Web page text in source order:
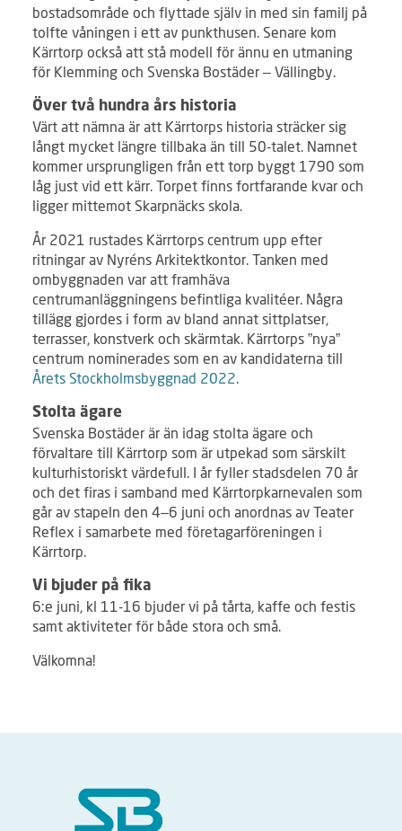
bostadsområde och flyttade själv in med sin familj på
tolfte våningen i ett av punkthusen. Senare kom
Kärrtorp också att stå modell för ännu en utmaning
för Klemming och Svenska Bostäder – Vällingby.
Över två hundra års historia
Värt att nämna är att Kärrtorps historia sträcker sig
långt mycket längre tillbaka än till 50-talet. Namnet
kommer ursprungligen från ett torp byggt 1790 som
låg just vid ett kärr. Torpet finns fortfarande kvar och
ligger mittemot Skarpnäcks skola.
År 2021 rustades Kärrtorps centrum upp efter
ritningar av Nyréns Arkitektkontor. Tanken med
ombyggnaden var att framhäva
centrumanläggningens befintliga kvalitéer. Några
tillägg gjordes i form av bland annat sittplatser,
terrasser, konstverk och skärmtak. Kärrtorps ”nya”
centrum nominerades som en av kandidaterna till
Årets Stockholmsbyggnad 2022.
Stolta ägare
Svenska Bostäder är än idag stolta ägare och
förvaltare till Kärrtorp som är utpekad som särskilt
kulturhistoriskt värdefull. I år fyller stadsdelen 70 år
och det firas i samband med Kärrtorpkarnevalen som
går av stapeln den 4–6 juni och anordnas av Teater
Reflex i samarbete med företagarföreningen i
Kärrtorp.
Vi bjuder på fika
6:e juni, kl 11-16 bjuder vi på tårta, kaffe och festis
samt aktiviteter för både stora och små.
Välkomna!